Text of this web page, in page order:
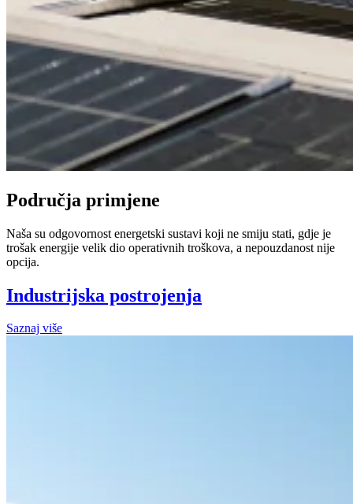
Područja primjene
Naša su odgovornost energetski sustavi koji ne smiju stati, gdje je
trošak energije velik dio operativnih troškova, a nepouzdanost nije
opcija.
Industrijska postrojenja
Saznaj više